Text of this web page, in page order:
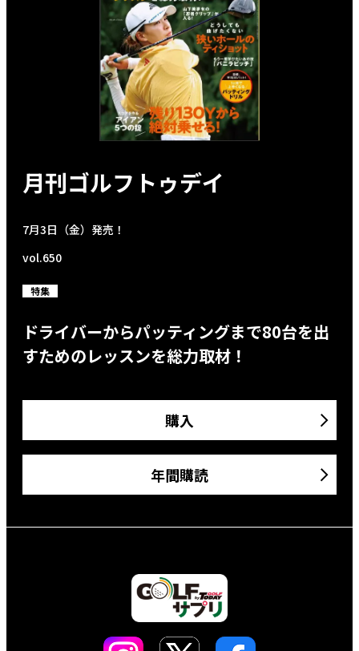
月刊ゴルフトゥデイ
7月3日（金）発売！
vol.650
特集
ドライバーからパッティングまで80台を出
すためのレッスンを総力取材！
購入
年間購読